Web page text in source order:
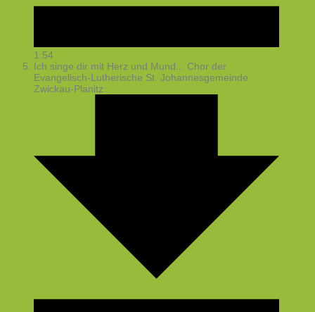
1:54
Ich singe dir mit Herz und Mund...
Chor der
Evangelisch-Lutherische St. Johannesgemeinde
Zwickau-Planitz